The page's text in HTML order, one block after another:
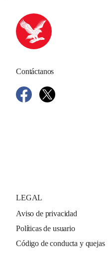
Contáctanos
LEGAL
Aviso de privacidad
Políticas de usuario
Código de conducta y quejas